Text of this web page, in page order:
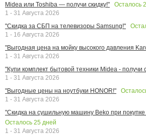
Midea или Toshiba — получи скидку!"
Осталось
1 - 31 Августа 2026
"Скидка за СБП на телевизоры Samsung!"
1 - 16 Августа 2026
"Выгодная цена на мойку высокого давления
1 - 31 Августа 2026
"Купи комплект бытовой техники Midea - получи
1 - 31 Августа 2026
"Выгодные цены на ноутбуки HONOR!"
1 - 31 Августа 2026
"Скидка на сушильную машину Beko при
Осталось 25 дней
1 - 31 Августа 2026